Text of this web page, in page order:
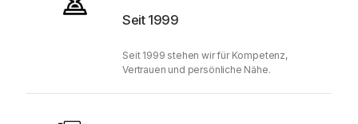
Seit 1999
Seit 1999 stehen wir für Kompetenz,
Vertrauen und persönliche Nähe.